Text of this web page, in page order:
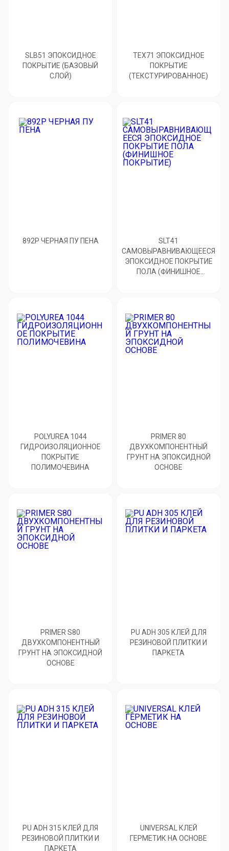
SLB51 ЭПОКСИДНОЕ
ПОКРЫТИЕ (БАЗОВЫЙ
СЛОЙ)
ТЕХ71 ЭПОКСИДНОЕ
ПОКРЫТИЕ
(ТЕКСТУРИРОВАННОЕ)
892Р ЧЕРНАЯ ПУ ПЕНА
SLT41
САМОВЫРАВНИВАЮЩЕЕСЯ
ЭПОКСИДНОЕ ПОКРЫТИЕ
ПОЛА (ФИНИШНОЕ
POLYUREA 1044
ГИДРОИЗОЛЯЦИОННОЕ
ПОКРЫТИЕ
ПОЛИМОЧЕВИНА
PRIMER 80
ДВУХКОМПОНЕНТНЫЙ
ГРУНТ НА ЭПОКСИДНОЙ
ОСНОВЕ
PRIMER S80
ДВУХКОМПОНЕНТНЫЙ
ГРУНТ НА ЭПОКСИДНОЙ
ОСНОВЕ
PU ADH 305 КЛЕЙ ДЛЯ
РЕЗИНОВОЙ ПЛИТКИ И
ПАРКЕТА
PU ADH 315 КЛЕЙ ДЛЯ
РЕЗИНОВОЙ ПЛИТКИ И
ПАРКЕТА
UNIVERSAL КЛЕЙ
ГЕРМЕТИК НА ОСНОВЕ